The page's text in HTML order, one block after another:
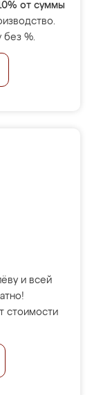
от суммы
без %.
и всей
стоимости